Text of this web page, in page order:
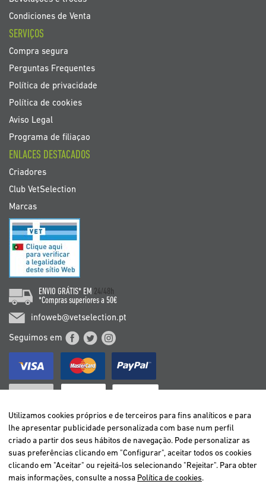
Condiciones de Venta
SERVIÇOS
Compra segura
Perguntas Frequentes
Política de privacidade
Política de cookies
Aviso Legal
Programa de filiaçao
ENLACES DESTACADOS
Criadores
Club VetSelection
Marcas
ENVIO GRÁTIS* EM 24/48h
*Compras superiores a 50€
infoweb@vetselection.pt
Seguimos em
BELGIË / BELGIQUE
DEUTSCHLAND
ESPAÑA
Utilizamos cookies próprios e de terceiros para fins analíticos e para
lhe apresentar publicidade personalizada com base num perfil
criado a partir dos seus hábitos de navegação. Pode personalizar as
suas preferências clicando em "Configurar", aceitar todos os cookies
clicando em "Aceitar" ou rejeitá-los selecionando "Rejeitar". Para obter
mais informações, consulte a nossa Política de cookies.